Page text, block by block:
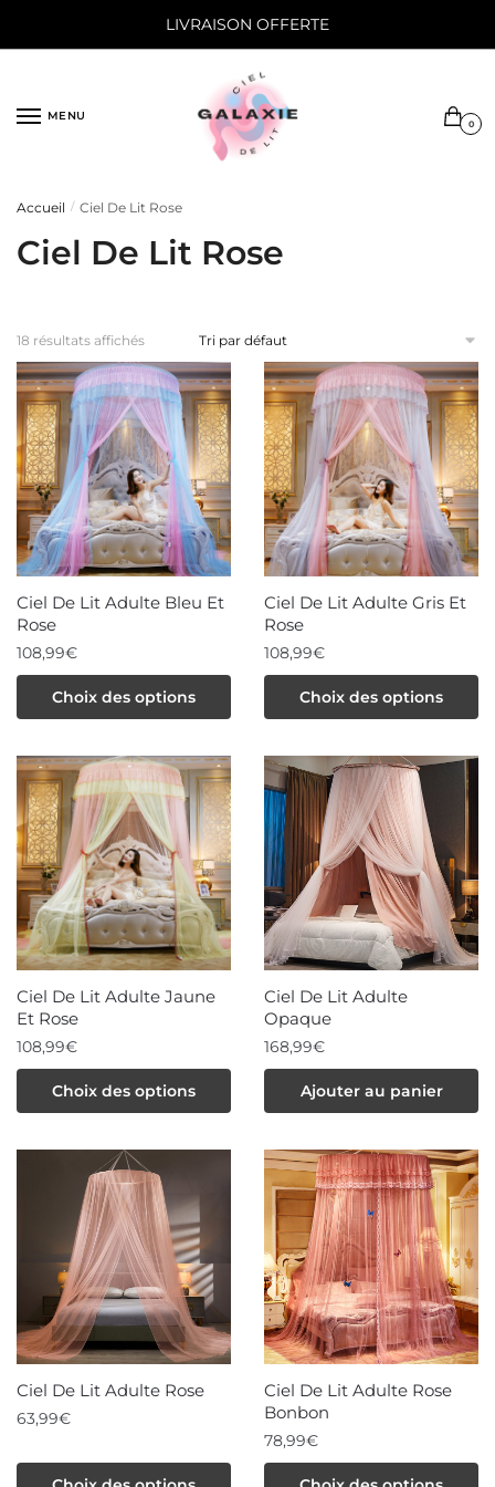
LIVRAISON OFFERTE
MENU
0
Accueil / Ciel De Lit Rose
Ciel De Lit Rose
18 résultats affichés
Ciel De Lit Adulte Bleu Et
Rose
108,99€
Choix des options
produit
plusieurs
variations.
Les
options
peuvent
être
choisies
sur
page
Ciel De Lit Adulte Gris Et
Rose
108,99€
Choix des options
produit
plusieurs
variations.
Les
options
peuvent
être
choisies
sur
page
Ciel De Lit Adulte Jaune
Et Rose
108,99€
Choix des options
produit
variations.
options
peuvent
être
choisies
sur
page
du
Ciel De Lit Adulte
Opaque
168,99€
Ajouter au panier
Ciel De Lit Adulte Rose
63,99€
produit
Ciel De Lit Adulte Rose
Bonbon
78,99€